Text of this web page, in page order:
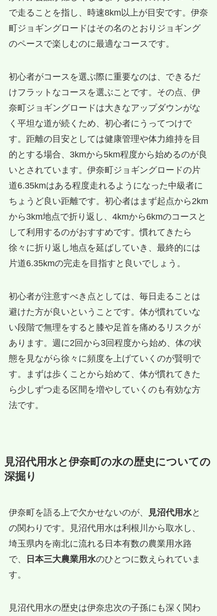
で走ることを指し、時速8km以上が目安です。伊奈
町ジョギングロードはその名のとおりジョギング
のペースで楽しむのに最適なコースです。
初心者がコースを選ぶ際に重要なのは、できるだ
けフラットなコースを選ぶことです。その点、伊
奈町ジョギングロードは大きなアップダウンがな
く平坦な道が続くため、初心者にうってつけで
す。距離の目安としては健康管理や体力維持を目
的とする場合、3kmから5km程度から始めるのが良
いとされています。伊奈町ジョギングロードの片
道6.35kmはある程度走れるようになった中級者に
ちょうど良い距離です。初心者はまず起点から2km
から3km地点で折り返し、4kmから6kmのコースと
して利用するのがおすすめです。慣れてきたら
徐々に折り返し地点を延ばしていき、最終的には
片道6.35kmの完走を目指すと良いでしょう。
初心者が注意すべき点としては、毎日走ることは
避けた方が良いということです。体が慣れていな
い段階で無理をすると膝や足首を痛めるリスクが
あります。週に2回から3回程度から始め、体の状
態を見ながら徐々に頻度を上げていくのが賢明で
す。まずは歩くことから始めて、体が慣れてきた
ら少しずつ走る区間を増やしていくのも有効な方
法です。
見沼代用水と伊奈町の水の歴史についての
深掘り
伊奈町を語る上で欠かせないのが、 見沼代用水と
の関わりです。見沼代用水は利根川から取水し、
埼玉県内を南北に流れる日本有数の農業用水路
で、
日本三大農業用水のひとつに数えられていま
す。
見沼代用水の歴史は伊奈忠次の子孫にも深く関わ